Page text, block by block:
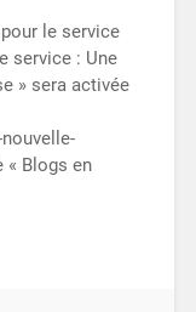
pour le service
service : Une
» sera activée
« Blogs en